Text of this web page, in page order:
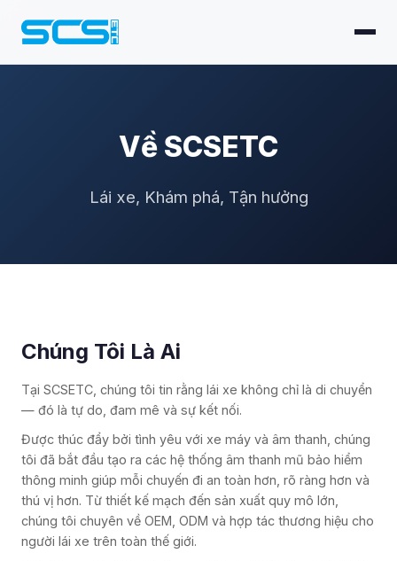
Về SCSETC
Lái xe, Khám phá, Tận hưởng
Chúng Tôi Là Ai
Tại SCSETC, chúng tôi tin rằng lái xe không chỉ là di chuyển
— đó là tự do, đam mê và sự kết nối.
Được thúc đẩy bởi tình yêu với xe máy và âm thanh, chúng
tôi đã bắt đầu tạo ra các hệ thống âm thanh mũ bảo hiểm
thông minh giúp mỗi chuyến đi an toàn hơn, rõ ràng hơn và
thú vị hơn. Từ thiết kế mạch đến sản xuất quy mô lớn,
chúng tôi chuyên về OEM, ODM và hợp tác thương hiệu cho
người lái xe trên toàn thế giới.